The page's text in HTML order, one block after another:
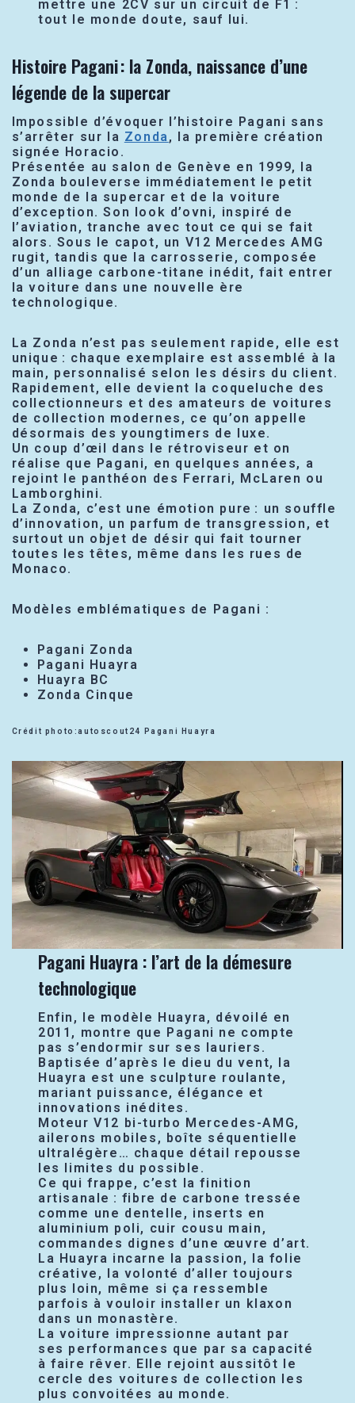
mettre une 2CV sur un circuit de F1 :
tout le monde doute, sauf lui.
Histoire Pagani : la Zonda, naissance d’une
légende de la supercar
Impossible d’évoquer l’histoire Pagani sans
s’arrêter sur la Zonda , la première création
signée Horacio.
Présentée au salon de Genève en 1999, la
Zonda bouleverse immédiatement le petit
monde de la supercar et de la voiture
d’exception. Son look d’ovni, inspiré de
l’aviation, tranche avec tout ce qui se fait
alors. Sous le capot, un V12 Mercedes AMG
rugit, tandis que la carrosserie, composée
d’un alliage carbone-titane inédit, fait entrer
la voiture dans une nouvelle ère
technologique.
La Zonda n’est pas seulement rapide, elle est
unique : chaque exemplaire est assemblé à la
main, personnalisé selon les désirs du client.
Rapidement, elle devient la coqueluche des
collectionneurs et des amateurs de voitures
de collection modernes, ce qu’on appelle
désormais des youngtimers de luxe.
Un coup d’œil dans le rétroviseur et on
réalise que Pagani, en quelques années, a
rejoint le panthéon des Ferrari, McLaren ou
Lamborghini.
La Zonda, c’est une émotion pure : un souffle
d’innovation, un parfum de transgression, et
surtout un objet de désir qui fait tourner
toutes les têtes, même dans les rues de
Monaco.
Modèles emblématiques de Pagani :
Pagani Zonda
Pagani Huayra
Huayra BC
Zonda Cinque
Crédit photo:autoscout24 Pagani Huayra
Pagani Huayra : l’art de la démesure
technologique
Enfin, le modèle Huayra, dévoilé en
2011, montre que Pagani ne compte
pas s’endormir sur ses lauriers.
Baptisée d’après le dieu du vent, la
Huayra est une sculpture roulante,
mariant puissance, élégance et
innovations inédites.
Moteur V12 bi-turbo Mercedes-AMG,
ailerons mobiles, boîte séquentielle
ultralégère… chaque détail repousse
les limites du possible.
Ce qui frappe, c’est la finition
artisanale : fibre de carbone tressée
comme une dentelle, inserts en
aluminium poli, cuir cousu main,
commandes dignes d’une œuvre d’art.
La Huayra incarne la passion, la folie
créative, la volonté d’aller toujours
plus loin, même si ça ressemble
parfois à vouloir installer un klaxon
dans un monastère.
La voiture impressionne autant par
ses performances que par sa capacité
à faire rêver. Elle rejoint aussitôt le
cercle des voitures de collection les
plus convoitées au monde.